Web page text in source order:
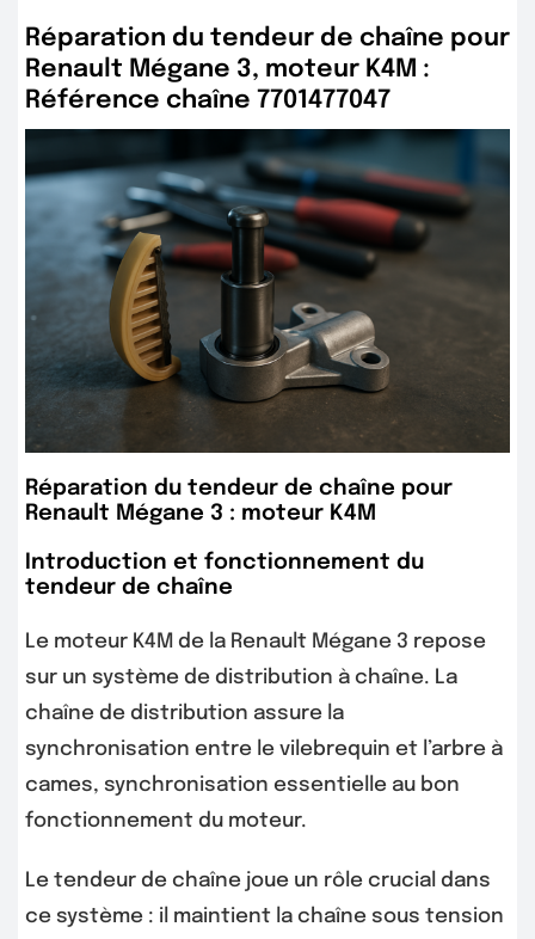
Réparation du tendeur de chaîne pour
Renault Mégane 3, moteur K4M :
Référence chaîne 7701477047
Réparation du tendeur de chaîne pour
Renault Mégane 3 : moteur K4M
Introduction et fonctionnement du
tendeur de chaîne
Le moteur K4M de la Renault Mégane 3 repose
sur un système de distribution à chaîne. La
chaîne de distribution assure la
synchronisation entre le vilebrequin et l’arbre à
cames, synchronisation essentielle au bon
fonctionnement du moteur.
Le tendeur de chaîne joue un rôle crucial dans
ce système : il maintient la chaîne sous tension